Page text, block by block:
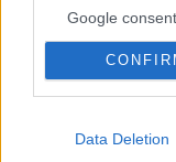
Google
Data Deletion
Save my name,
next time I comment.